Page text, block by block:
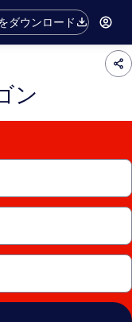
ダウンロード
ン